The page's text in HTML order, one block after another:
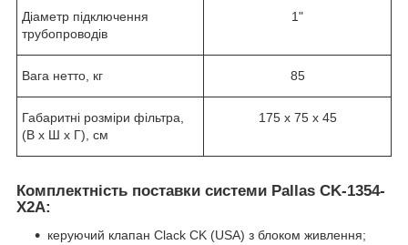
Діаметр підключення
трубопроводів
1"
Вага нетто, кг 85
Габаритні розміри фільтра,
(В х Ш х Г), см
175 х 75 х 45
Комплектність поставки системи Pallas CK-1354-
X2A:
керуючий клапан Clack CK (USA) з блоком живлення;